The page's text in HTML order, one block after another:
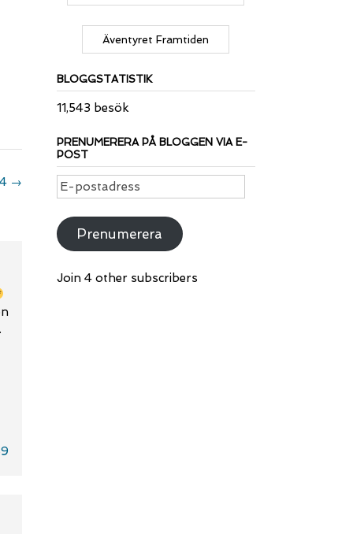
→
Äventyret Framtiden
BLOGGSTATISTIK
11,543 besök
PRENUMERERA PÅ BLOGGEN VIA E-
POST
E-
postadress
Prenumerera
Join 4 other subscribers